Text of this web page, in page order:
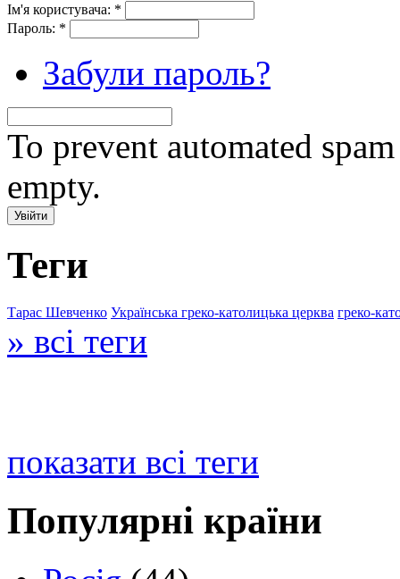
Ім'я користувача: *
Пароль: *
Забули пароль?
To prevent automated
empty.
Теги
Тарас Шевченко Українська греко-католицька церква греко-
» всі теги
показати всі теги
Популярні країни